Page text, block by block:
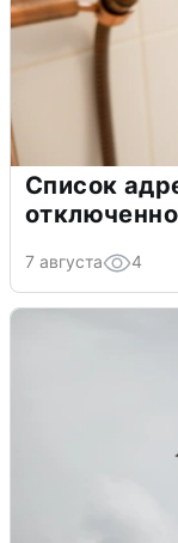
Список
7 августа 4